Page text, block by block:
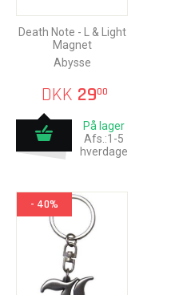
Death Note - L & Light
Magnet
Abysse
DKK 2900
På lager
Afs.:1-5
hverdage
- 40%